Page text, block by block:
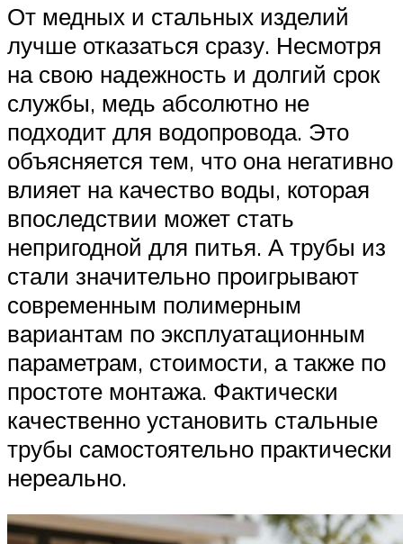
От медных и стальных изделий
лучше отказаться сразу. Несмотря
на свою надежность и долгий срок
службы, медь абсолютно не
подходит для водопровода. Это
объясняется тем, что она негативно
влияет на качество воды, которая
впоследствии может стать
непригодной для питья. А трубы из
стали значительно проигрывают
современным полимерным
вариантам по эксплуатационным
параметрам, стоимости, а также по
простоте монтажа. Фактически
качественно установить стальные
трубы самостоятельно практически
нереально.